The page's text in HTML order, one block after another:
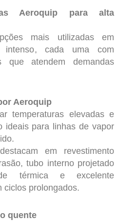
Aeroquip para alta
mais utilizadas em
intenso, cada uma com
que atendem demandas
Aeroquip
temperaturas elevadas e
ideais para linhas de vapor
em revestimento
tubo interno projetado
térmica e excelente
ciclos prolongados.
quente